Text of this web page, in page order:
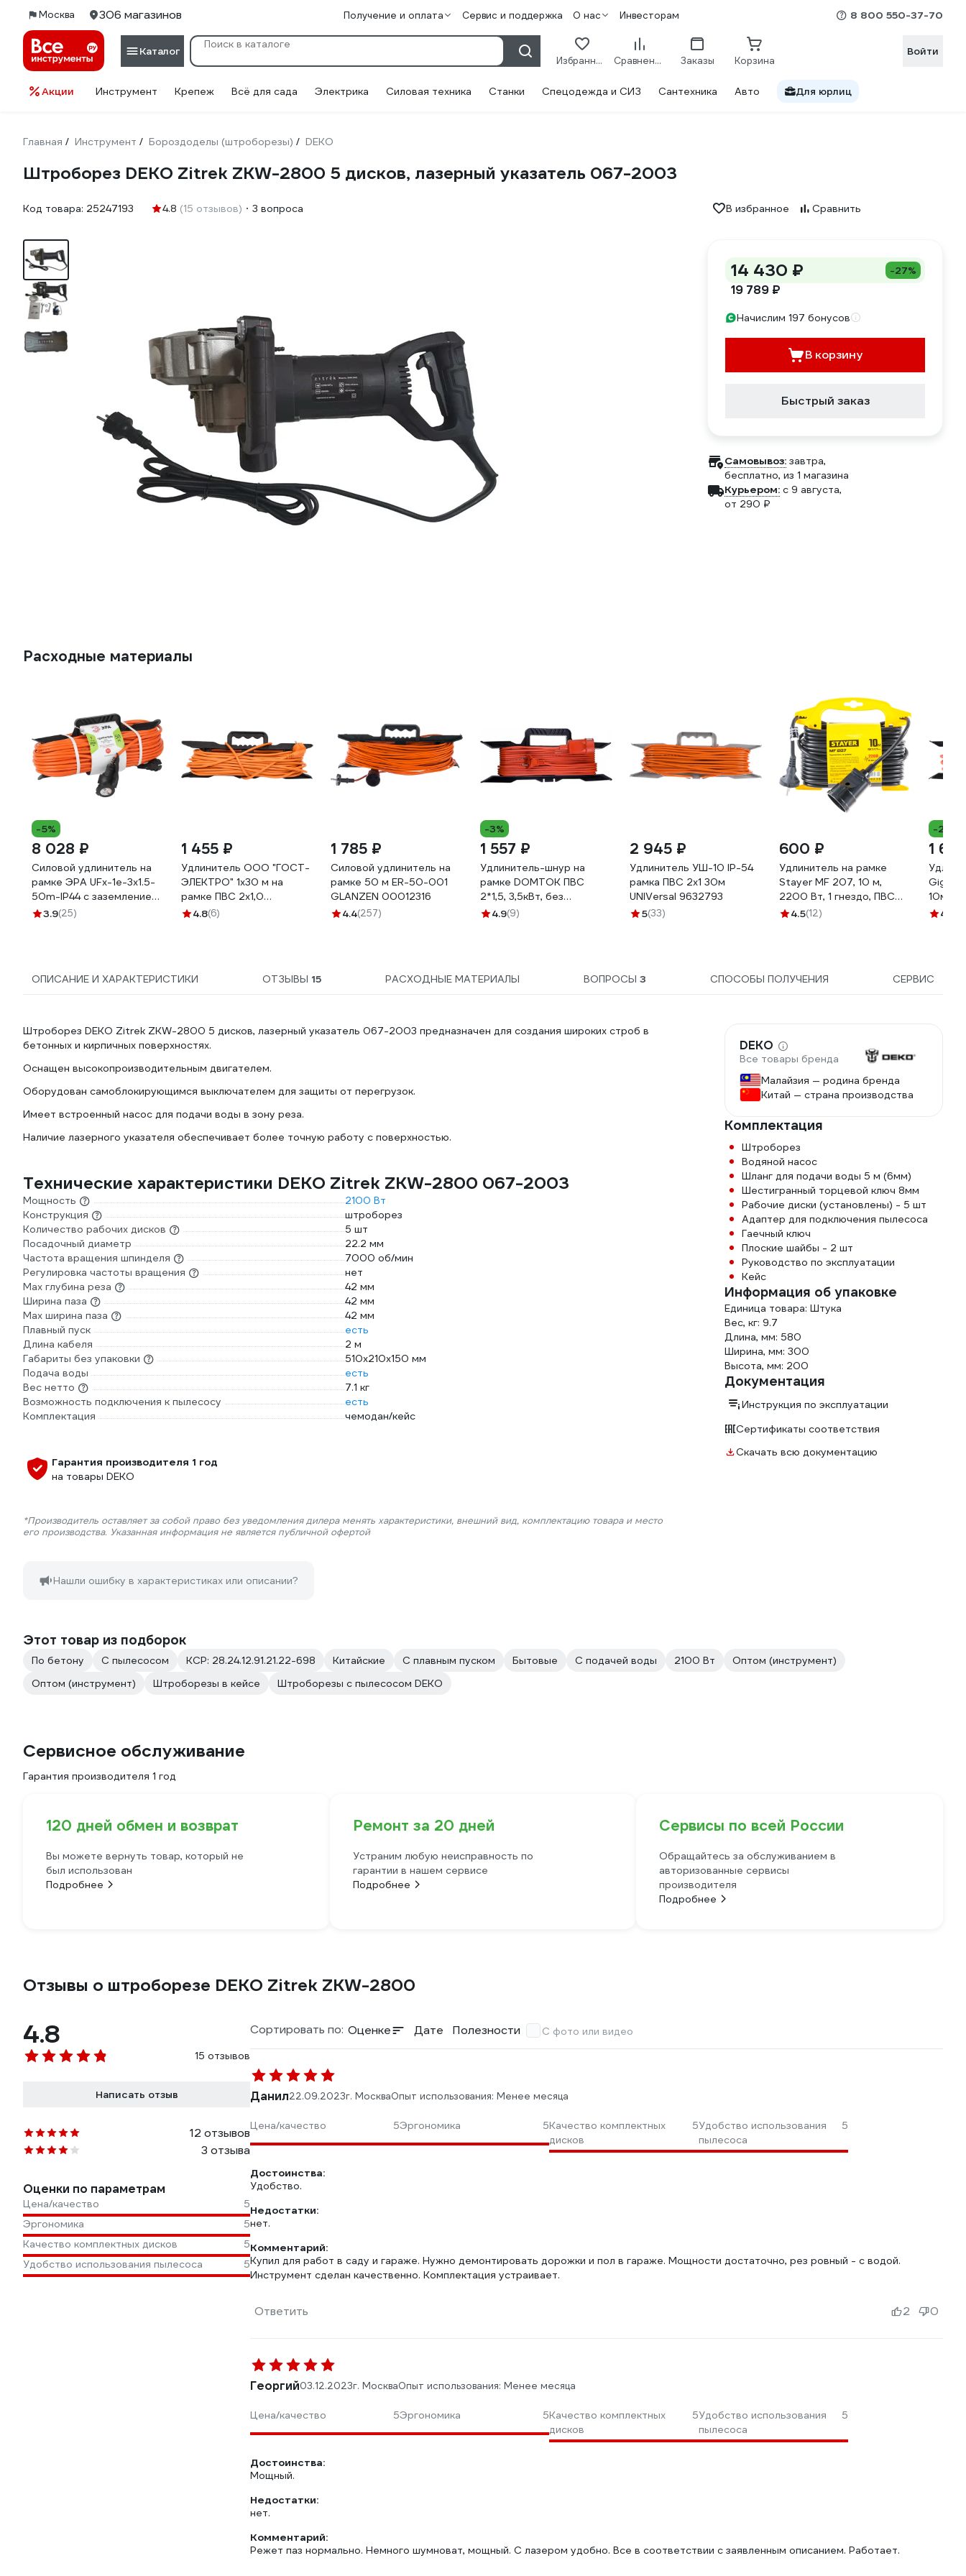
Москва 306 магазинов Получение и оплата Сервис и поддержка О нас Инвесторам 8 800 550-37-70
Каталог
Избранное Сравнение Заказы Корзина
Войти
Акции Инструмент Крепеж Всё для сада Электрика Силовая техника Станки Спецодежда и СИЗ Сантехника Авто Для юрлиц
Главная / Инструмент / Бороздоделы (штроборезы) / DEKO
Штроборез DEKO Zitrek ZKW-2800 5 дисков, лазерный указатель 067-2003
Код товара: 25247193 4.8 (15 отзывов) 3 вопроса В избранное Сравнить
14 430 ₽ -27%
19 789 ₽
Начислим 197 бонусов
В корзину
Быстрый заказ
Самовывоз: завтра,
бесплатно, из 1 магазина
Курьером: c 9 августа,
от 290 ₽
Расходные материалы
-5%
8 028 ₽
Силовой удлинитель на
рамке ЭРА UFx-1e-3x1.5-
50m-IP44 с заземлением
1 гнездо 50м ПВС 3х1.5
3.9(25)
1 455 ₽
Удлинитель ООО "ГОСТ-
ЭЛЕКТРО" 1x30 м на
рамке ПВС 2x1,0
Меркурий УП6-159 "МРК"
4.8(6)
1 785 ₽
Силовой удлинитель на
рамке 50 м ER-50-001
GLANZEN 00012316
4.4(257)
-3%
1 557 ₽
Удлинитель-шнур на
рамке DOMTOK ПВС
2*1,5, 3,5кВт, без
заземления, 30м 2404
4.9(9)
2 945 ₽
Удлинитель УШ-10 IP-54
рамка ПВС 2x1 30м
UNIVersal 9632793
5(33)
600 ₽
Удлинитель на рамке
Stayer MF 207, 10 м,
2200 Вт, 1 гнездо, ПВС
2х0,75 мм2, 55014-10_z01
4.5(12)
-22%
1
Gigant
10м IP
PE-
4.6
ОПИСАНИЕ И ХАРАКТЕРИСТИКИ ОТЗЫВЫ 15 РАСХОДНЫЕ МАТЕРИАЛЫ ВОПРОСЫ 3 СПОСОБЫ ПОЛУЧЕНИЯ СЕРВИС
Штроборез DEKO Zitrek ZKW-2800 5 дисков, лазерный указатель 067-2003 предназначен для создания широких строб в
бетонных и кирпичных поверхностях.
Оснащен высокопроизводительным двигателем.
Оборудован самоблокирующимся выключателем для защиты от перегрузок.
Имеет встроенный насос для подачи воды в зону реза.
Наличие лазерного указателя обеспечивает более точную работу с поверхностью.
Технические характеристики DEKO Zitrek ZKW-2800 067-2003
Мощность
2100 Вт
Конструкция
штроборез
Количество рабочих дисков
5 шт
Посадочный диаметр
22.2 мм
Частота вращения шпинделя
7000 об/мин
Регулировка частоты вращения
нет
Max глубина реза
42 мм
Ширина паза
42 мм
Max ширина паза
42 мм
Плавный пуск
есть
Длина кабеля
2 м
Габариты без упаковки
510х210х150 мм
Подача воды
есть
Вес нетто
7.1 кг
Возможность подключения к пылесосу
есть
Комплектация
чемодан/кейс
Гарантия производителя 1 год
на товары DEKO
*Производитель оставляет за собой право без уведомления дилера менять характеристики, внешний вид, комплектацию товара и место
его производства. Указанная информация не является публичной офертой
Нашли ошибку в характеристиках или описании?
DEKO
Все товары бренда
Малайзия — родина бренда
Китай — страна производства
Комплектация
Штроборез
Водяной насос
Шланг для подачи воды 5 м (6мм)
Шестигранный торцевой ключ 8мм
Рабочие диски (установлены) - 5 шт
Адаптер для подключения пылесоса
Гаечный ключ
Плоские шайбы - 2 шт
Руководство по эксплуатации
Кейс
Информация об упаковке
Единица товара: Штука
Вес, кг: 9.7
Длина, мм: 580
Ширина, мм: 300
Высота, мм: 200
Документация
Инструкция по эксплуатации
Сертификаты соответствия
Скачать всю документацию
Этот товар из подборок
По бетону С пылесосом КСР: 28.24.12.91.21.22-698 Китайские С плавным пуском Бытовые С подачей воды 2100 Вт
Оптом (инструмент)
Оптом (инструмент)
Штроборезы в кейсе Штроборезы с пылесосом DEKO
Сервисное обслуживание
Гарантия производителя 1 год
120 дней обмен и возврат
Вы можете вернуть товар, который не
был использован
Подробнее
Ремонт за 20 дней
Устраним любую неисправность по
гарантии в нашем сервисе
Подробнее
Сервисы по всей России
Обращайтесь за обслуживанием в
авторизованные сервисы
производителя
Подробнее
Отзывы о штроборезе DEKO Zitrek ZKW-2800
4.8
15 отзывов
Написать отзыв
12 отзывов
3 отзыва
Оценки по параметрам
Цена/качество
5
Эргономика
5
Качество комплектных дисков
5
Удобство использования пылесоса
5
Сортировать по: Оценке Дате Полезности С фото или видео
Данил22.09.2023г. МоскваОпыт использования: Менее месяца
Цена/качество 5Эргономика 5Качество комплектных
дисков
5Удобство использования
пылесоса
5
Достоинства:
Удобство.
Недостатки:
нет.
Комментарий:
Купил для работ в саду и гараже. Нужно демонтировать дорожки и пол в гараже. Мощности достаточно, рез ровный - с водой.
Инструмент сделан качественно. Комплектация устраивает.
Ответить 2 0
Георгий03.12.2023г. МоскваОпыт использования: Менее месяца
Цена/качество 5Эргономика 5Качество комплектных
дисков
5Удобство использования
пылесоса
5
Достоинства:
Мощный.
Недостатки:
нет.
Комментарий:
Режет паз нормально. Немного шумноват, мощный. С лазером удобно. Все в соответствии с заявленным описанием. Работает.